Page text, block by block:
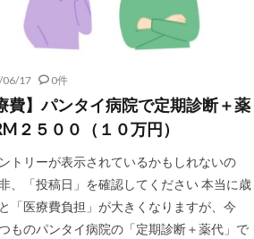
17 0件
費】パンタイ病院で定期診断＋薬
２５００（１０万円）
トリーが表示されているかもしれないの
、「投稿日」を確認してください 本当に歳
「医療費負担」が大きくなりますが、今
ものパンタイ病院の「定期診断＋薬代」で